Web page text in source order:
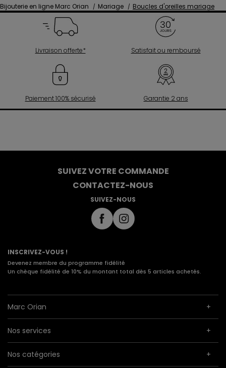
Bijouterie en ligne Marc Orian Mariage Boucles d'oreilles mariage
Livraison offerte* Satisfait ou remboursé
Paiement 100% sécurisé Garantie 2 ans
SUIVEZ VOTRE COMMANDE
CONTACTEZ-NOUS
SUIVEZ-NOUS
INSCRIVEZ-VOUS !
Devenez membre du programme fidélité
Un chèque fidélité de 10% du montant total dès 5 articles achetés.
Marc Orian
Nos services
Nos catégories